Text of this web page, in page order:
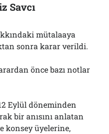
Savcı
mütalaaya
sonra karar verildi.
önce bazı notlar
Eylül döneminden
bir anısını anlatan
konsey üyelerine,